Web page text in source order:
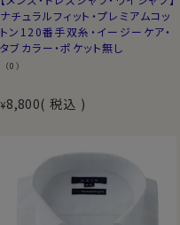
ナチュラルフィット・プレミアムコッ
トン120番手双糸・イージーケア・
タブカラー・ポケット無し
（0）
¥8,800 税込